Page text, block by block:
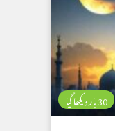
30 بار دیکھا گیا